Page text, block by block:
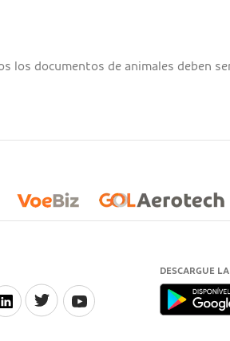
los documentos de animales deben
DESCARGUE